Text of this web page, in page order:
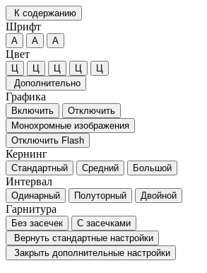
К содержанию
Шрифт
А А А
Цвет
Ц Ц Ц Ц
Ц
Дополнительно
Графика
Включить
Отключить
Монохромные изображения
Отключить Flash
Кернинг
Стандартный Средний Большой
Интервал
Одинарный Полуторный Двойной
Гарнитура
Без засечек
С засечками
Вернуть стандартные настройки
Закрыть дополнительные настройки